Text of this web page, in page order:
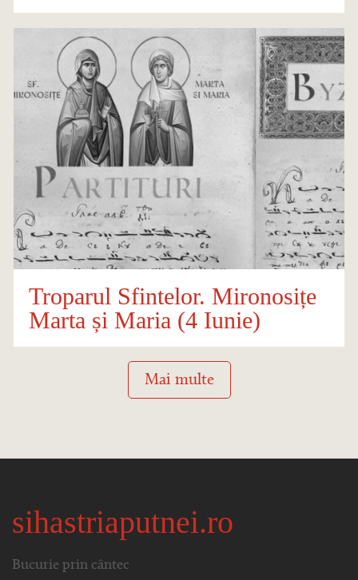
Troparul Sfintelor. Mironosițe
Marta și Maria (4 Iunie)
Mai multe
sihastriaputnei.ro
Bucurie prin cântec